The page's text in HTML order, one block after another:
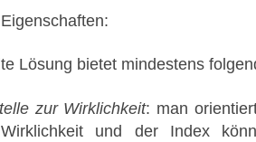
Lösung bietet mindestens
zur Wirklichkeit: man
und der Index